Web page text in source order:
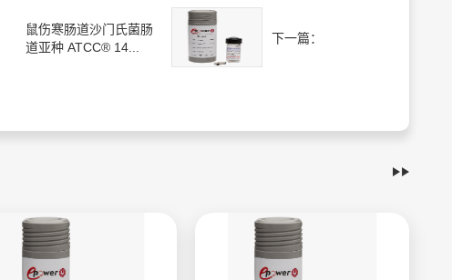
鼠伤寒肠道沙门氏菌肠
道亚种 ATCC® 14...
下一篇：